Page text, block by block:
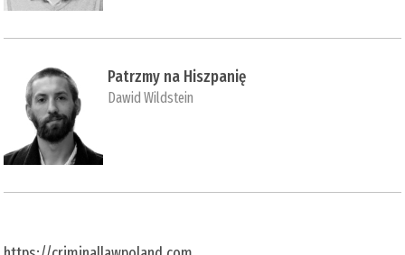
Patrzmy na Hiszpanię
Dawid Wildstein